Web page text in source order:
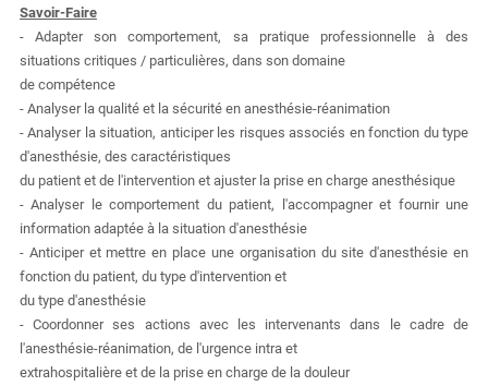
Savoir-Faire
- Adapter son comportement, sa pratique professionnelle à des
situations critiques / particulières, dans son domaine
de compétence
- Analyser la qualité et la sécurité en anesthésie-réanimation
- Analyser la situation, anticiper les risques associés en fonction du type
d'anesthésie, des caractéristiques
du patient et de l'intervention et ajuster la prise en charge anesthésique
- Analyser le comportement du patient, l'accompagner et fournir une
information adaptée à la situation d'anesthésie
- Anticiper et mettre en place une organisation du site d'anesthésie en
fonction du patient, du type d'intervention et
du type d'anesthésie
- Coordonner ses actions avec les intervenants dans le cadre de
l'anesthésie-réanimation, de l'urgence intra et
extrahospitalière et de la prise en charge de la douleur